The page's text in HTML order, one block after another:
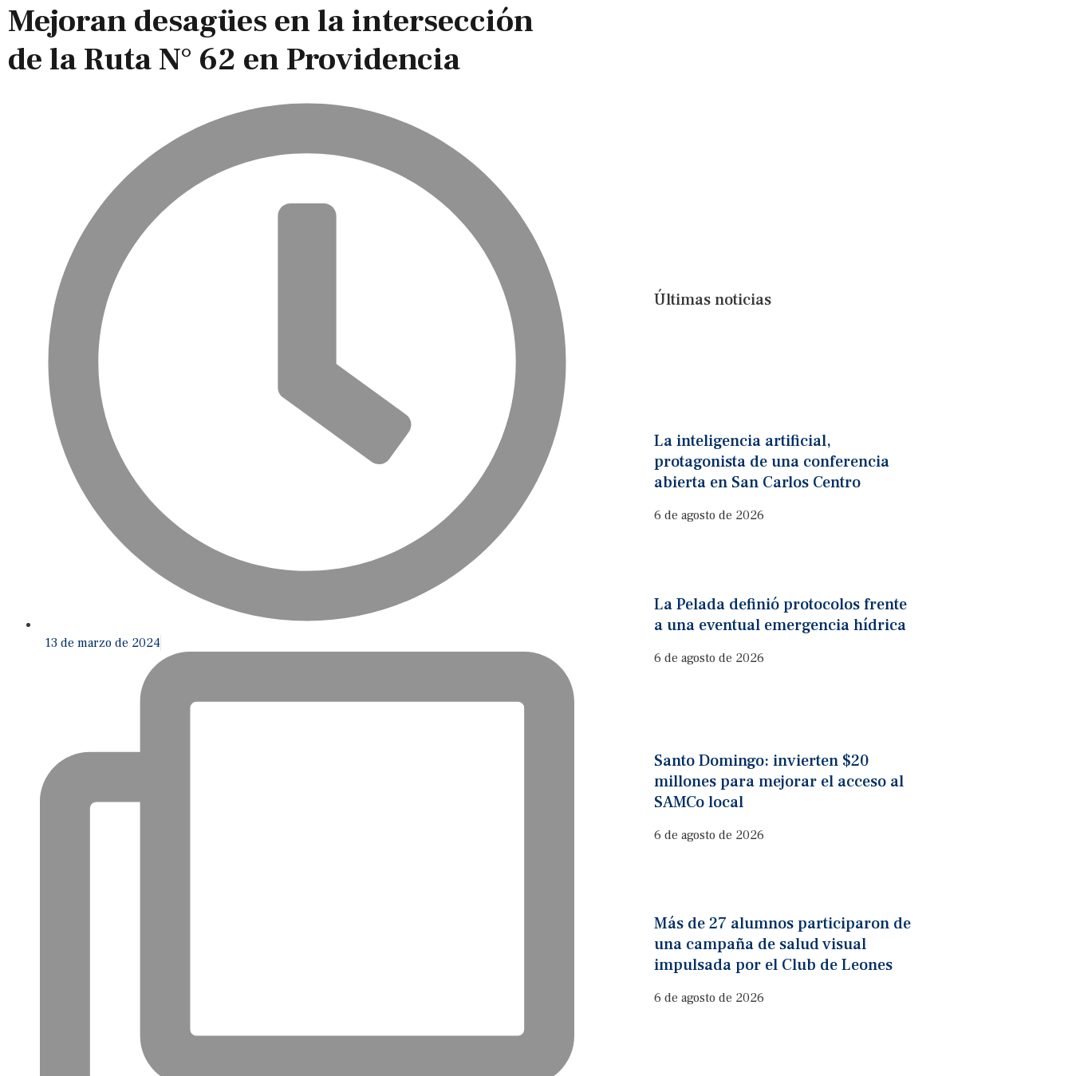
Mejoran desagües en la intersección
de la Ruta N° 62 en Providencia
13 de marzo de 2024
Últimas noticias
La inteligencia artificial,
protagonista de una conferencia
abierta en San Carlos Centro
6 de agosto de 2026
La Pelada definió protocolos frente
a una eventual emergencia hídrica
6 de agosto de 2026
Santo Domingo: invierten $20
millones para mejorar el acceso al
SAMCo local
6 de agosto de 2026
Más de 27 alumnos participaron de
una campaña de salud visual
impulsada por el Club de Leones
6 de agosto de 2026